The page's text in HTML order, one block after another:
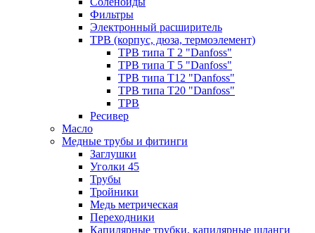
Фильтры
Электронный расширитель
ТРВ (корпус, дюза, термоэлемент)
ТРВ типа Т 2 "Danfoss"
ТРВ типа Т 5 "Danfoss"
ТРВ типа Т12 "Danfoss"
ТРВ типа Т20 "Danfoss"
ТРВ
Ресивер
Масло
Медные трубы и фитинги
Заглушки
Уголки 45
Трубы
Тройники
Медь метрическая
Переходники
Капилярные трубки, капилярные шланги